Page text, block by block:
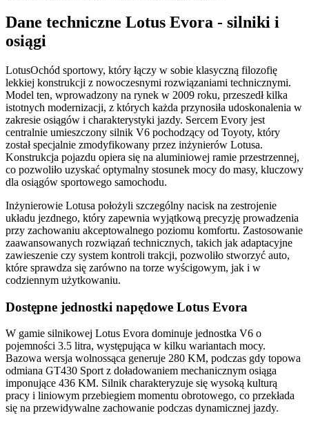
Dane techniczne Lotus Evora - silniki i
osiągi
LotusOchód sportowy, który łączy w sobie klasyczną filozofię
lekkiej konstrukcji z nowoczesnymi rozwiązaniami technicznymi.
Model ten, wprowadzony na rynek w 2009 roku, przeszedł kilka
istotnych modernizacji, z których każda przynosiła udoskonalenia w
zakresie osiągów i charakterystyki jazdy. Sercem Evory jest
centralnie umieszczony silnik V6 pochodzący od Toyoty, który
został specjalnie zmodyfikowany przez inżynierów Lotusa.
Konstrukcja pojazdu opiera się na aluminiowej ramie przestrzennej,
co pozwoliło uzyskać optymalny stosunek mocy do masy, kluczowy
dla osiągów sportowego samochodu.
Inżynierowie Lotusa położyli szczególny nacisk na zestrojenie
układu jezdnego, który zapewnia wyjątkową precyzję prowadzenia
przy zachowaniu akceptowalnego poziomu komfortu. Zastosowanie
zaawansowanych rozwiązań technicznych, takich jak adaptacyjne
zawieszenie czy system kontroli trakcji, pozwoliło stworzyć auto,
które sprawdza się zarówno na torze wyścigowym, jak i w
codziennym użytkowaniu.
Dostępne jednostki napędowe Lotus Evora
W gamie silnikowej Lotus Evora dominuje jednostka V6 o
pojemności 3.5 litra, występująca w kilku wariantach mocy.
Bazowa wersja wolnossąca generuje 280 KM, podczas gdy topowa
odmiana GT430 Sport z doładowaniem mechanicznym osiąga
imponujące 436 KM. Silnik charakteryzuje się wysoką kulturą
pracy i liniowym przebiegiem momentu obrotowego, co przekłada
się na przewidywalne zachowanie podczas dynamicznej jazdy.